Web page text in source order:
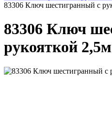
83306 Ключ шестигранный с
83306 Ключ
рукояткой